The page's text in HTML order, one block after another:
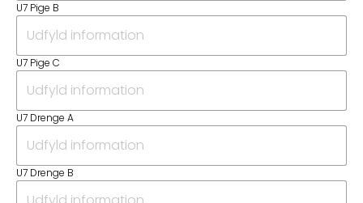
U7 Pige B
U7 Pige C
U7 Drenge A
U7 Drenge B